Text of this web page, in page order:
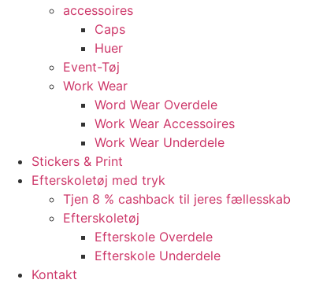
accessoires
Caps
Huer
Event-Tøj
Work Wear
Word Wear Overdele
Work Wear Accessoires
Work Wear Underdele
Stickers & Print
Efterskoletøj med tryk
Tjen 8 % cashback til jeres fællesskab
Efterskoletøj
Efterskole Overdele
Efterskole Underdele
Kontakt